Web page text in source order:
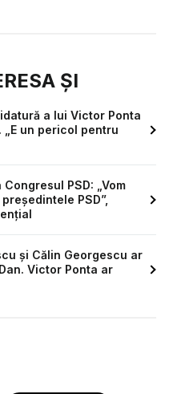
ȘI
a lui Victor Ponta
un pericol pentru
PSD: „Vom
PSD”,
și Călin Georgescu ar
Victor Ponta ar